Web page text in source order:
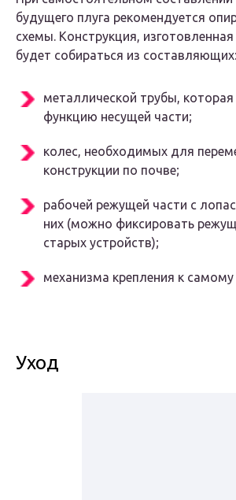
будущего плуга рекомендуется
схемы. Конструкция,
будет собираться из составляющих:
металлической трубы,
функцию несущей части;
колес, необходимых для
конструкции по почве;
рабочей режущей части с
них (можно фиксировать
старых устройств);
механизма крепления к
Уход